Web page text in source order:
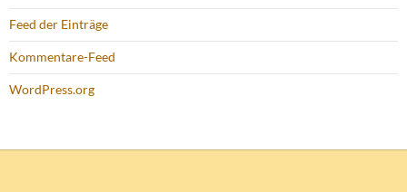
Feed der Einträge
Kommentare-Feed
WordPress.org